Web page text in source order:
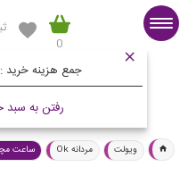
0
جمع هزینه خرید :
رفتن به سبد
ساعت مورد
ویولت مردانه Ok ساعت